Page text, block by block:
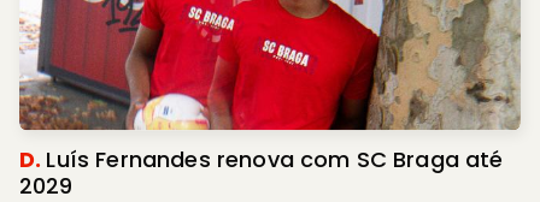
D. Luís Fernandes renova com SC Braga até
2029